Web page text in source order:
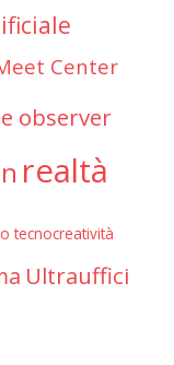
Center
observer
realtà
tecnocreatività
Ultrauffici